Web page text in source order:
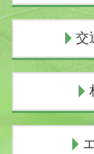
任意整理
個人再生
任意整理
任意整理
民事再生
交
示談交渉
人身事故
交通事故
相続放棄